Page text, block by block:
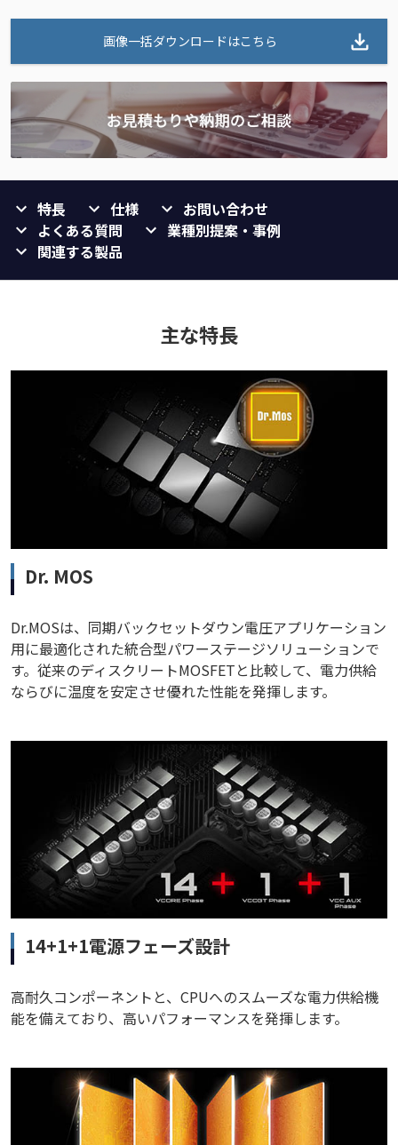
画像一括ダウンロードはこちら
特長 仕様
お問い合わせ
よくある質問
業種別提案・事例
関連する製品
主な特長
Dr. MOS
Dr.MOSは、同期バックセットダウン電圧アプリケーション
用に最適化された統合型パワーステージソリューションで
す。従来のディスクリートMOSFETと比較して、電力供給
ならびに温度を安定させ優れた性能を発揮します。
14+1+1電源フェーズ設計
高耐久コンポーネントと、CPUへのスムーズな電力供給機
能を備えており、高いパフォーマンスを発揮します。